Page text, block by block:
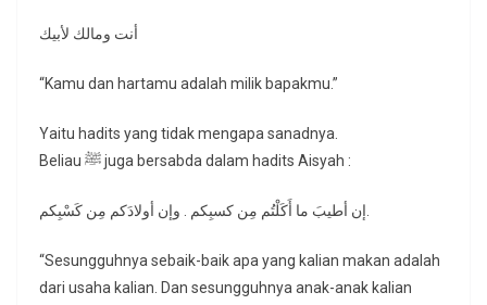
أنت ومالك لأبيك
“Kamu dan hartamu adalah milik bapakmu.”
Yaitu hadits yang tidak mengapa sanadnya.
Beliau ﷺ juga bersabda dalam hadits Aisyah :
إن أطيبَ ما أَكَلْتُم مِن كسبِكم . وإن أولادَكم مِن كَسْبِكم.
“Sesungguhnya sebaik-baik apa yang kalian makan adalah
dari usaha kalian. Dan sesungguhnya anak-anak kalian